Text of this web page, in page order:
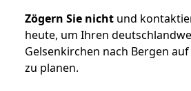
Zögern Sie nicht und
heute, um Ihren
Gelsenkirchen nach Bergen
zu planen.